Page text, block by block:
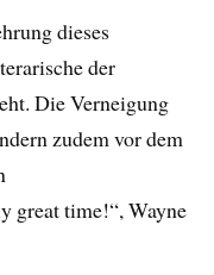
dieses
der
Die Verneigung
zudem vor dem
great time!“, Wayne